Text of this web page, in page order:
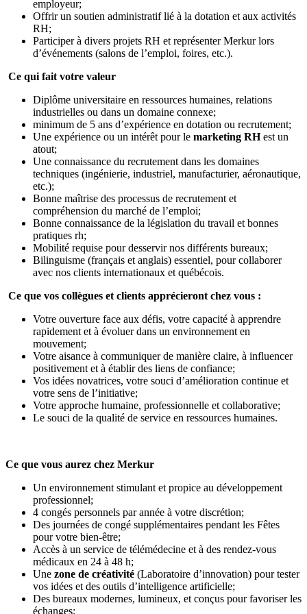
employeur;
Offrir un soutien administratif lié à la dotation et aux activités
RH;
Participer à divers projets RH et représenter Merkur lors
d’événements (salons de l’emploi, foires, etc.).
Ce qui fait votre valeur
Diplôme universitaire en ressources humaines, relations
industrielles ou dans un domaine connexe;
minimum de 5 ans d’expérience en dotation ou recrutement;
Une expérience ou un intérêt pour le marketing RHest un
atout;
Une connaissance du recrutement dans les domaines
techniques (ingénierie, industriel, manufacturier, aéronautique,
etc.);
Bonne maîtrise des processus de recrutement et
compréhension du marché de l’emploi;
Bonne connaissance de la législation du travail et bonnes
pratiques rh;
Mobilité requise pour desservir nos différents bureaux;
Bilinguisme (français et anglais) essentiel, pour collaborer
avec nos clients internationaux et québécois.
Ce que vos collègues et clients apprécieront chez vous :
Votre ouverture face aux défis, votre capacité à apprendre
rapidement et à évoluer dans un environnement en
mouvement;
Votre aisance à communiquer de manière claire, à influencer
positivement et à établir des liens de confiance;
Vos idées novatrices, votre souci d’amélioration continue et
votre sens de l’initiative;
Votre approche humaine, professionnelle et collaborative;
Le souci de la qualité de service en ressources humaines.
Ce que vous aurez chez Merkur
Un environnement stimulant et propice au développement
professionnel;
4 congés personnels par année à votre discrétion;
Des journées de congé supplémentaires pendant les Fêtes
pour votre bien-être;
Accès à un service de télémédecine et à des rendez-vous
médicaux en 24 à 48 h;
Une zone de créativité (Laboratoire d’innovation) pour tester
vos idées et des outils d’intelligence artificielle;
Des bureaux modernes, lumineux, et conçus pour favoriser les
échanges;